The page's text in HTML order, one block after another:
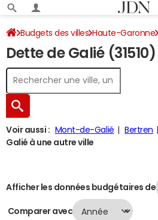
Budgets des villes Haute-Garonne
Dette au 31/12/2024
Dette de Galié (31510)
Voir aussi : Mont-de-Galié Bertren
Galié à une autre ville
Afficher les données budgétaires de
Comparer avec